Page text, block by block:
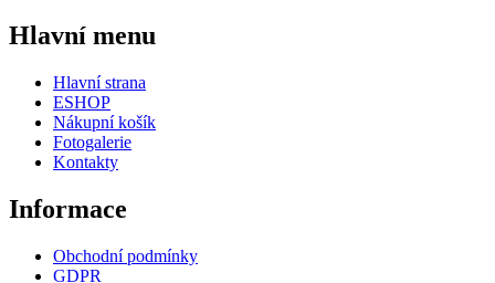
Hlavní menu
Hlavní strana
ESHOP
Nákupní košík
Fotogalerie
Kontakty
Informace
Obchodní podmínky
GDPR